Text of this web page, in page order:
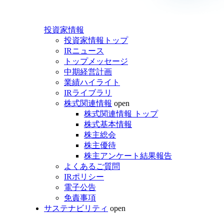
投資家情報
投資家情報トップ
IRニュース
トップメッセージ
中期経営計画
業績ハイライト
IRライブラリ
株式関連情報 open
株式関連情報 トップ
株式基本情報
株主総会
株主優待
株主アンケート結果報告
よくあるご質問
IRポリシー
電子公告
免責事項
サステナビリティ open